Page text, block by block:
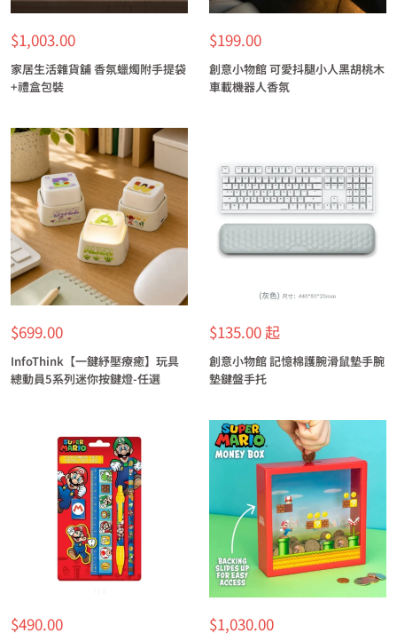
特
價
$1,003.00
家居生活雜貨舖 香氛蠟燭附手提袋
+禮盒包裝
特
價
$199.00
創意小物館 可愛抖腿小人黑胡桃木
車載機器人香氛
特
價
$699.00
InfoThink【一鍵紓壓療癒】玩具
總動員5系列迷你按鍵燈-任選
特
價
$135.00 起
創意小物館 記憶棉護腕滑鼠墊手腕
墊鍵盤手托
特
$490.00 特
$1,030.00